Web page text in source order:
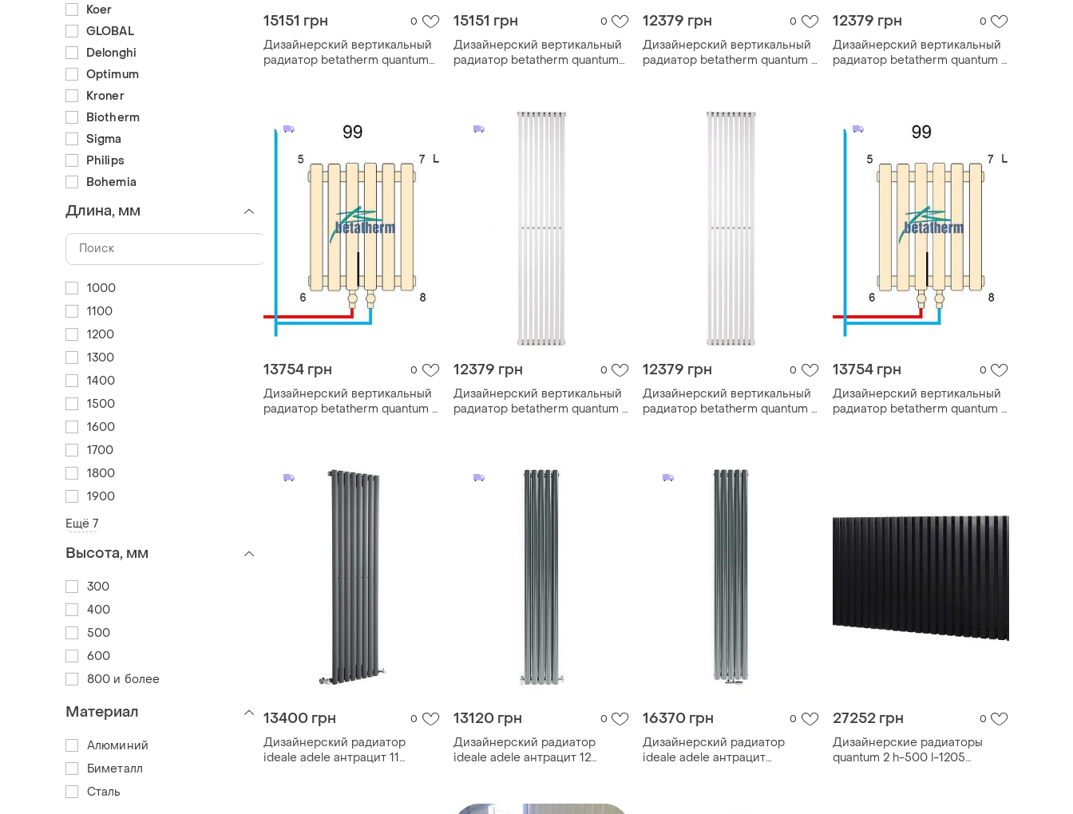
15151 грн 0
Дизайнерский вертикальный
радиатор betatherm quantum
15151 грн 0
Дизайнерский вертикальный
радиатор betatherm quantum
12379 грн 0
Дизайнерский вертикальный
радиатор betatherm quantum 1
12379 грн 0
Дизайнерский вертикальный
радиатор betatherm quantum 1
13754 грн 0
Дизайнерский вертикальный
радиатор betatherm quantum 1
12379 грн 0
Дизайнерский вертикальный
радиатор betatherm quantum 1
12379 грн 0
Дизайнерский вертикальный
радиатор betatherm quantum 1
13754 грн 0
Дизайнерский вертикальный
радиатор betatherm quantum 1
13400 грн 0
Дизайнерский радиатор
ideale adele антрацит 11
13120 грн 0
Дизайнерский радиатор
ideale adele антрацит 12
16370 грн 0
Дизайнерский радиатор
ideale adele антрацит
27252 грн 0
Дизайнерские радиаторы
quantum 2 h-500 l-1205
Koer
GLOBAL
Delonghi
Optimum
Kroner
Biotherm
Sigma
Philips
Bohemia
Длина, мм
1000
1100
1200
1300
1400
1500
1600
1700
1800
1900
Ещё 7
Высота, мм
300
400
500
600
800 и более
Материал
Алюминий
Биметалл
Сталь